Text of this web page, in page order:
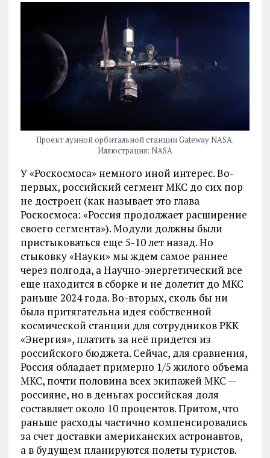
Проект лунной орбитальной станции Gateway NASA.
Иллюстрация: NASA
У «Роскосмоса» немного иной интерес. Во-
первых, российский сегмент МКС до сих пор
не достроен (как называет это глава
Роскосмоса: «Россия продолжает расширение
своего сегмента»). Модули должны были
пристыковаться еще 5-10 лет назад. Но
стыковку «Науки» мы ждем самое раннее
через полгода, а Научно-энергетический все
еще находится в сборке и не долетит до МКС
раньше 2024 года. Во-вторых, сколь бы ни
была притягательна идея собственной
космической станции для сотрудников РКК
«Энергия», платить за неё придется из
российского бюджета. Сейчас, для сравнения,
Россия обладает примерно 1/5 жилого объема
МКС, почти половина всех экипажей МКС —
россияне, но в деньгах российская доля
составляет около 10 процентов. Притом, что
раньше расходы частично компенсировались
за счет доставки американских астронавтов,
а в будущем планируются полеты туристов.